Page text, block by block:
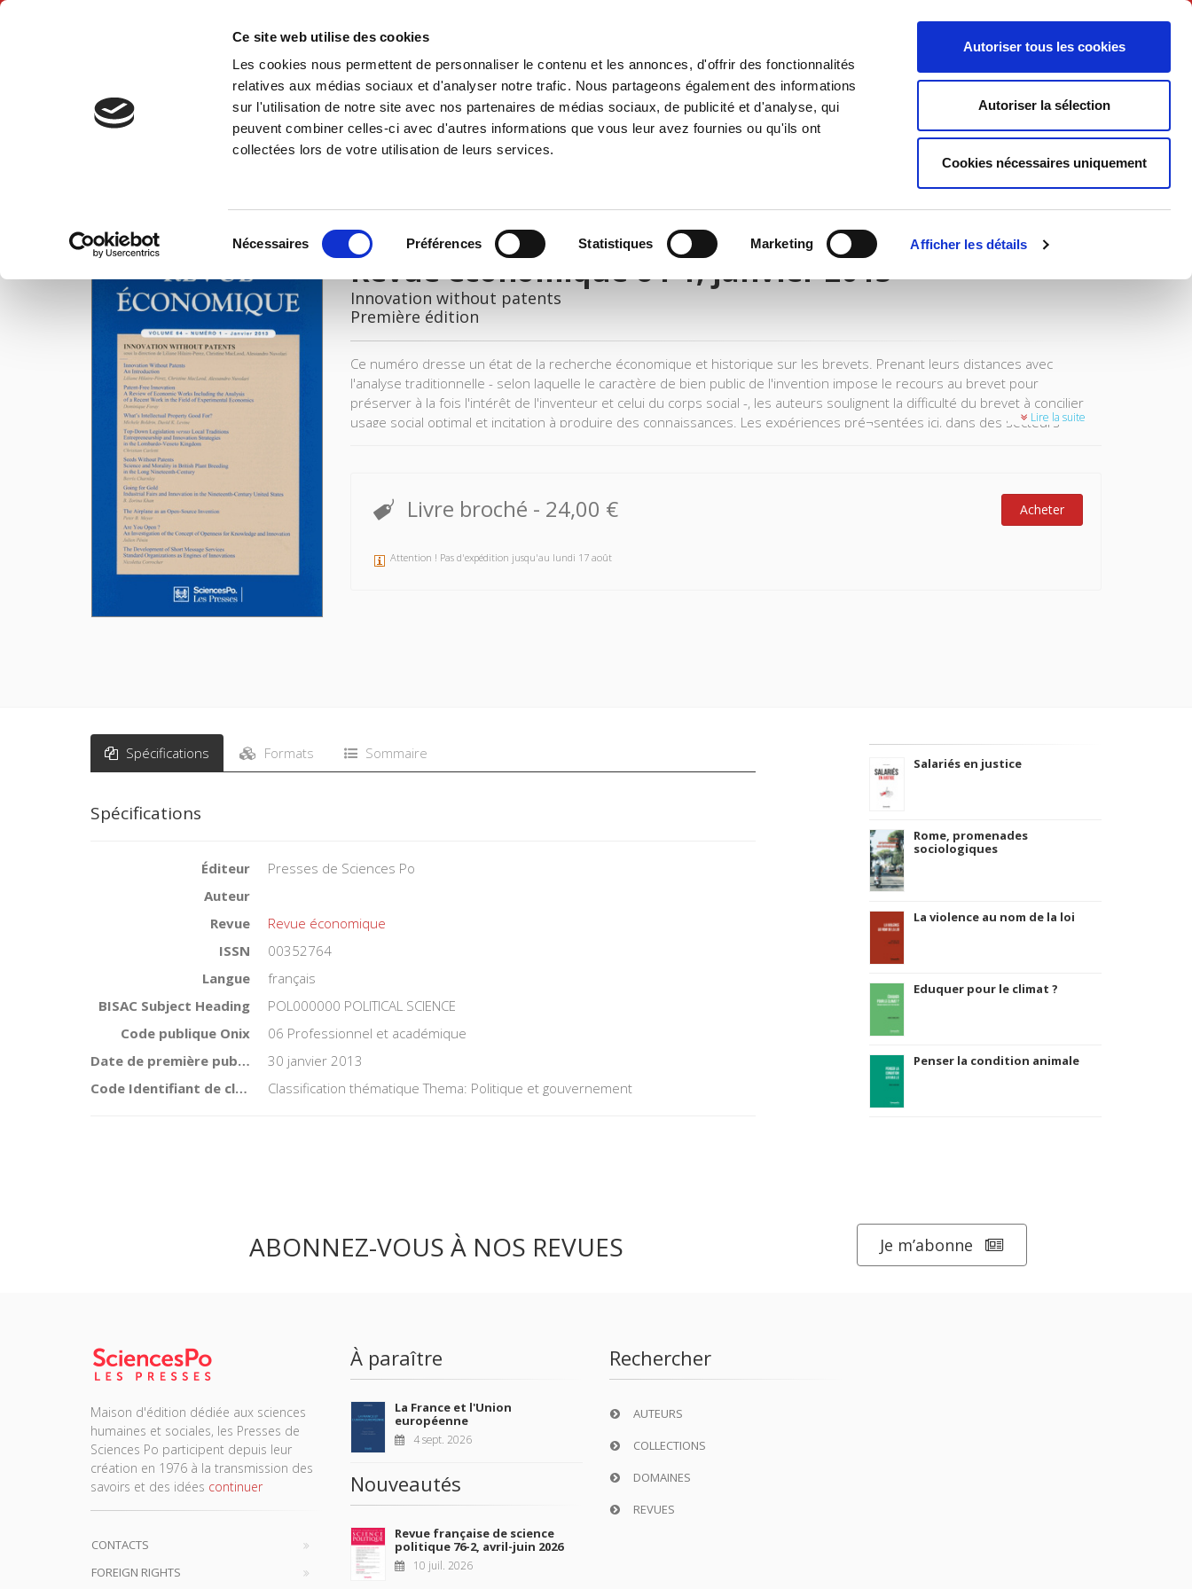
Ce site web utilise des cookies
Les cookies nous permettent de personnaliser le contenu et les annonces, d'offrir des fonctionnalités
relatives aux médias sociaux et d'analyser notre trafic. Nous partageons également des informations
sur l'utilisation de notre site avec nos partenaires de médias sociaux, de publicité et d'analyse, qui
peuvent combiner celles-ci avec d'autres informations que vous leur avez fournies ou qu'ils ont
collectées lors de votre utilisation de leurs services.
Nécessaires Préférences Statistiques Marketing Afficher les détails
Autoriser tous les cookies
Autoriser la sélection
Cookies nécessaires uniquement
Français
Accueil Environnement Histoire International Politique Société
Accueil Revue économique 64-1, janvier 2013
Revue économique 64-1, janvier 2013
Innovation without patents
Première édition
Ce numéro dresse un état de la recherche économique et historique sur les brevets. Prenant leurs distances avec
l'analyse traditionnelle - selon laquelle le caractère de bien public de l'invention impose le recours au brevet pour
préserver à la fois l'intérêt de l'inventeur et celui du corps social -, les auteurs soulignent la difficulté du brevet à concilier
usage social optimal et incitation à produire des connaissances. Les expériences pré¬sentées ici, dans des secteursLire la suite
Livre broché - 24,00 € Acheter
Attention ! Pas d'expédition jusqu'au lundi 17 août
Spécifications Formats Sommaire
Spécifications
Éditeur
Presses de Sciences Po
Auteur
Revue
Revue économique
ISSN
00352764
Langue
français
BISAC Subject Heading
POL000000 POLITICAL SCIENCE
Code publique Onix
06 Professionnel et académique
Date de première publication du titre
30 janvier 2013
Code Identifiant de classement sujet
Classification thématique Thema: Politique et gouvernement
Salariés en justice
Rome, promenades
sociologiques
La violence au nom de la loi
Eduquer pour le climat ?
Penser la condition animale
ABONNEZ-VOUS À NOS REVUES Je m’abonne
Maison d'édition dédiée aux sciences
humaines et sociales, les Presses de
Sciences Po participent depuis leur
création en 1976 à la transmission des
savoirs et des idées continuer
CONTACTS
FOREIGN RIGHTS
À paraître
La France et l'Union
européenne
4 sept. 2026
Nouveautés
Revue française de science
politique 76-2, avril-juin 2026
10 juil. 2026
Rechercher
AUTEURS
COLLECTIONS
DOMAINES
REVUES